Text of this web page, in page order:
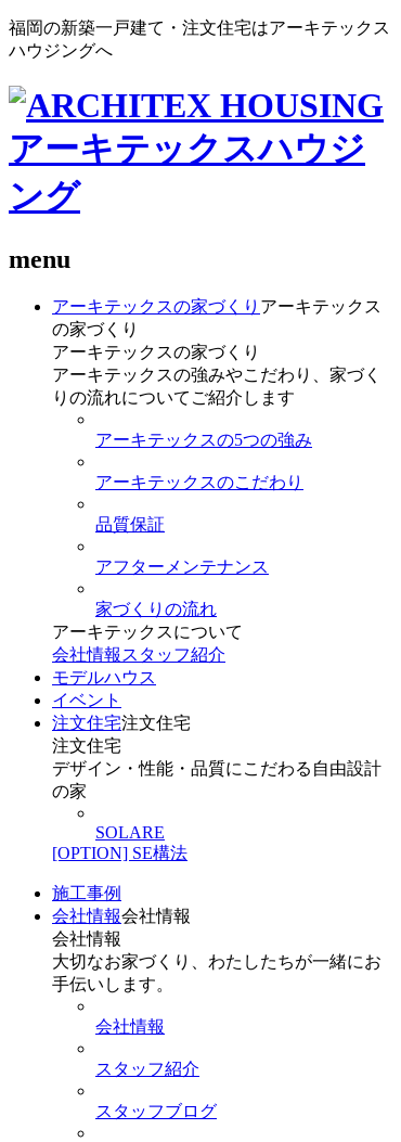
福岡の新築一戸建て・注文住宅はアーキテックス
ハウジングへ
menu
アーキテックスの家づくり アーキテックス
の家づくり
アーキテックスの家づくり
アーキテックスの強みやこだわり、家づく
りの流れについてご紹介します
アーキテックスの5つの強み
アーキテックスのこだわり
品質保証
アフターメンテナンス
家づくりの流れ
アーキテックスについて
会社情報 スタッフ紹介
モデルハウス
イベント
注文住宅注文住宅
注文住宅
デザイン・性能・品質にこだわる自由設計
の家
SOLARE
[OPTION] SE構法
施工事例
会社情報会社情報
会社情報
大切なお家づくり、わたしたちが一緒にお
手伝いします。
会社情報
スタッフ紹介
スタッフブログ